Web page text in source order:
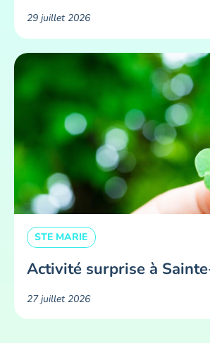
29 juillet 2026
STE MARIE
Activité surprise à
27 juillet 2026